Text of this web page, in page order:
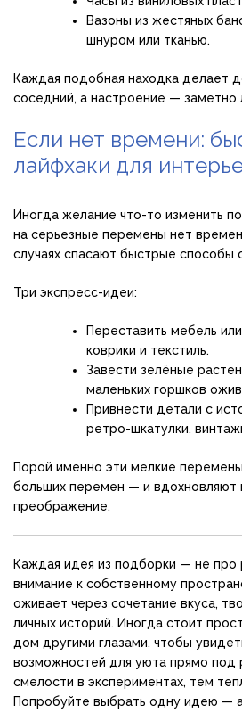
Вазоны из жестяных
шнуром или тканью.
Каждая подобная находка делает
соседний, а настроение — заметно
Если нет времени:
лайфхаки для
Иногда желание что-то изменить
на серьезные перемены нет
случаях спасают быстрые способы
Три экспресс-идеи:
Переставить мебель
коврики и текстиль.
Завести зелёные
маленьких горшков
Привнести детали с
ретро-шкатулки,
Порой именно эти мелкие
больших перемен — и вдохновляют
преображение.
Каждая идея из подборки — не про
внимание к собственному
оживает через сочетание вкуса,
личных историй. Иногда стоит
дом другими глазами, чтобы
возможностей для уюта прямо под
смелости в экспериментах, тем
Попробуйте выбрать одну идею —